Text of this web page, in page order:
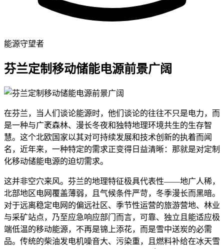
能源守望者
芬兰定制移动储能电源前景广阔
在芬兰，当人们谈论能源时，他们谈论的往往不只是电力，而
是一种与广袤森林、漫长冬夜和独特地理环境共生的生存智
慧。这个北欧国家以其对可持续发展和技术创新的执着而闻
名，近年来，一种特定的需求正变得日益清晰：那就是对定制
化移动储能电源的迫切需求。
这并非空穴来风。芬兰的地理特征极具代表性——地广人稀，
北部地区电网覆盖薄弱，且气候条件严苛，冬季漫长而黑暗。
对于远离稳定电网的偏远社区、季节性运营的旅游营地、林业
与采矿站点，乃至应急响应部门而言，可靠、独立且能适应极
端低温的移动能源，不再是锦上添花，而是雪中送炭的必需
品。传统的柴油发电机噪音大、污染重，且燃料补给在冰天雪